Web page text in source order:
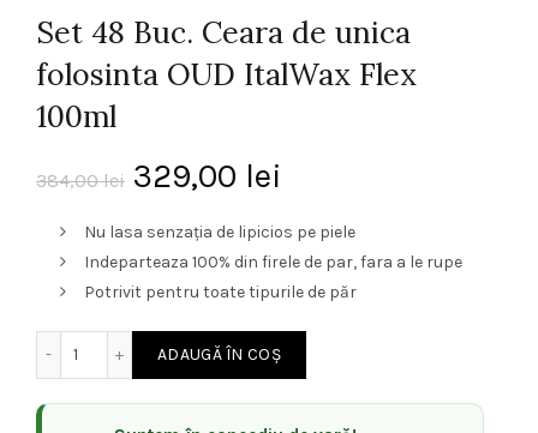
Set 48 Buc. Ceara de unica
folosinta OUD ItalWax Flex
100ml
384,00lei Prețul
inițial
a
fost:
384,00 lei.
329,00 lei
curent
este:
329,00 lei.
Nu lasa senzația de lipicios pe piele
Indeparteaza 100% din firele de par, fara a le rupe
Potrivit pentru toate tipurile de păr
Cantitate Set 48 Buc. Ceara de unica folosinta OUD
ADAUGĂ ÎN COȘ